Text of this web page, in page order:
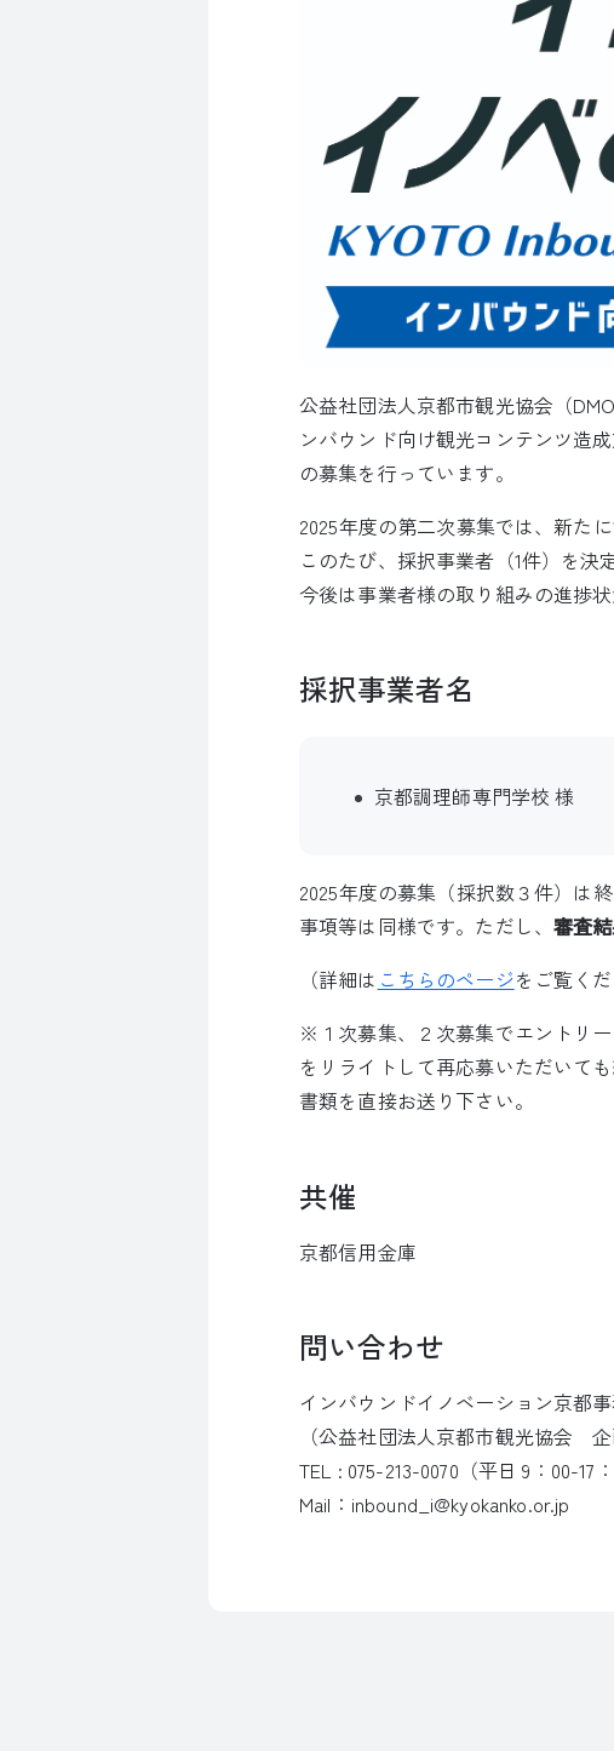
公益社団法人京都市観光協会（
ンバウンド向け観光コンテンツ造
の募集を行っています。
2025年度の第二次募集では、新た
このたび、採択事業者（1件）を決
今後は事業者様の取り組みの進捗
採択事業者名
京都調理師専門学校 様
2025年度の募集（採択数３件）は
事項等は同様です。ただし、 審査
（詳細は こちらのページをご覧くだ
※１次募集、２次募集でエントリ
をリライトして再応募いただいて
書類を直接お送り下さい。
共催
京都信用金庫
問い合わせ
インバウンドイノベーション京都
（公益社団法人京都市観光協会 企
TEL : 075-213-0070（平日 9：00-17：
Mail：inbound_i@kyokanko.or.jp